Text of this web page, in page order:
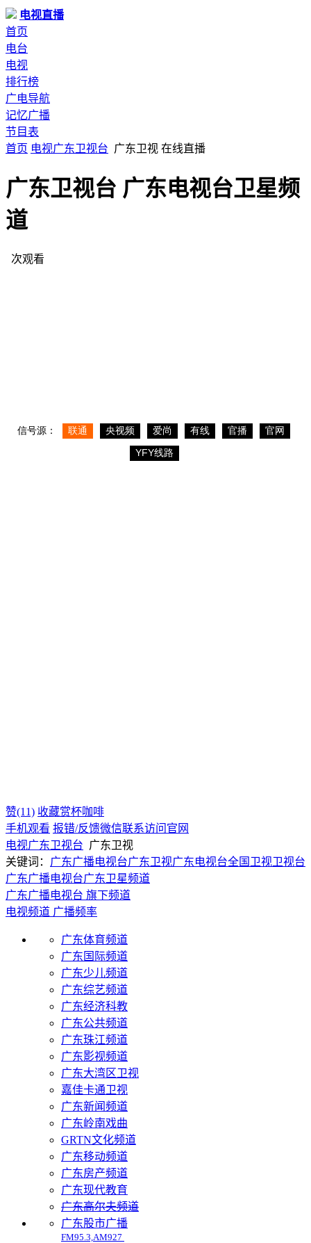
电视直播
首页
电台
电视
排行榜
广电导航
记忆广播
节目表
首页 电视广东卫视台 广东卫视 在线直播
广东卫视台 广东电视台卫星频
道
次观看
赞(11) 收藏赏杯咖啡
手机观看 报错/反馈微信联系访问官网
电视广东卫视台 广东卫视
关键词： 广东广播电视台广东卫视广东电视台全国卫视卫视台
广东广播电视台广东卫星频道
广东广播电视台 旗下频道
电视频道 广播频率
广东体育频道
广东国际频道
广东少儿频道
广东综艺频道
广东经济科教
广东公共频道
广东珠江频道
广东影视频道
广东大湾区卫视
嘉佳卡通卫视
广东新闻频道
广东岭南戏曲
GRTN文化频道
广东移动频道
广东房产频道
广东现代教育
广东高尔夫频道
广东股市广播
FM95.3,AM927